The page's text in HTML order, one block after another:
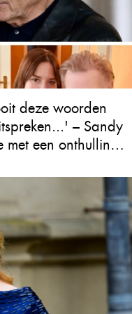
deze woorden
– Sandy
met een onthulling